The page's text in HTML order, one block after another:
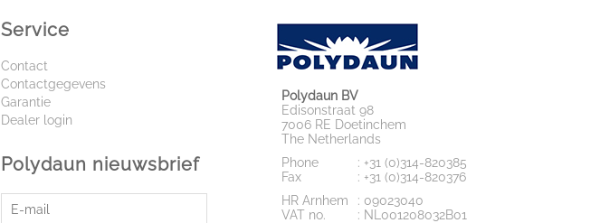
Service
Contact
Contactgegevens
Garantie
Dealer login
Polydaun nieuwsbrief
Polydaun BV
Edisonstraat 98
7006 RE Doetinchem
The Netherlands
Phone
Fax
: +31 (0)314-820385
: +31 (0)314-820376
HR Arnhem
VAT no.
: 09023040
: NL001208032B01